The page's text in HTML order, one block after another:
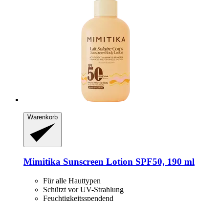
Warenkorb
Mimitika Sunscreen Lotion SPF50, 190 ml
Für alle Hauttypen
Schützt vor UV-Strahlung
Feuchtigkeitsspendend